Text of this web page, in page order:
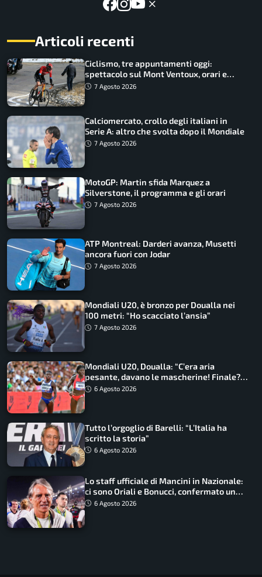
Articoli recenti
Ciclismo, tre appuntamenti oggi:
spettacolo sul Mont Ventoux, orari e
come vederli
7 Agosto 2026
Calciomercato, crollo degli italiani in
Serie A: altro che svolta dopo il Mondiale
7 Agosto 2026
MotoGP: Martin sfida Marquez a
Silverstone, il programma e gli orari
7 Agosto 2026
ATP Montreal: Darderi avanza, Musetti
ancora fuori con Jodar
7 Agosto 2026
Mondiali U20, è bronzo per Doualla nei
100 metri: “Ho scacciato l’ansia”
7 Agosto 2026
Mondiali U20, Doualla: “C’era aria
pesante, davano le mascherine! Finale?
Non ho nulla da perdere”
6 Agosto 2026
Tutto l’orgoglio di Barelli: “L’Italia ha
scritto la storia”
6 Agosto 2026
Lo staff ufficiale di Mancini in Nazionale:
ci sono Oriali e Bonucci, confermato un
ritorno
6 Agosto 2026